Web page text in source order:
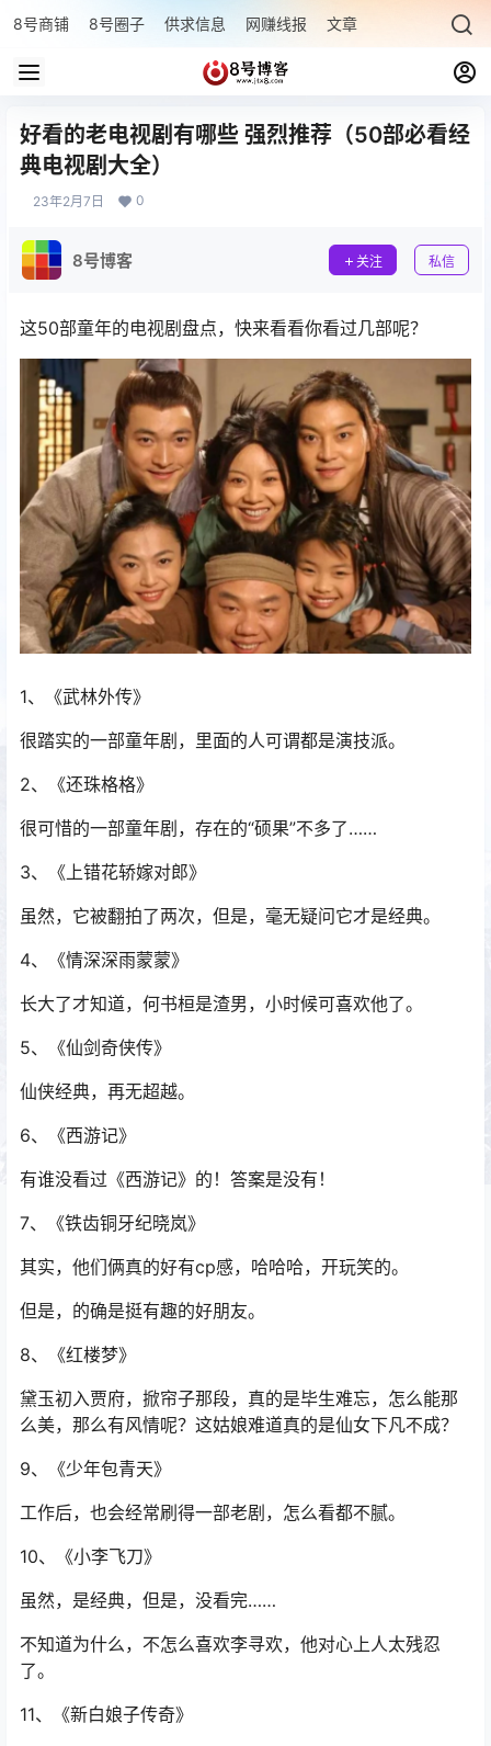
8号商铺 8号圈子 供求信息 网赚线报 文章专题 最新文章
好看的老电视剧有哪些 强烈推荐（50部必看经
典电视剧大全）
23年2月7日 0
8号博客 关注 私信
这50部童年的电视剧盘点，快来看看你看过几部呢？
1、《武林外传》
很踏实的一部童年剧，里面的人可谓都是演技派。
2、《还珠格格》
很可惜的一部童年剧，存在的“硕果”不多了……
3、《上错花轿嫁对郎》
虽然，它被翻拍了两次，但是，毫无疑问它才是经典。
4、《情深深雨蒙蒙》
长大了才知道，何书桓是渣男，小时候可喜欢他了。
5、《仙剑奇侠传》
仙侠经典，再无超越。
6、《西游记》
有谁没看过《西游记》的！答案是没有！
7、《铁齿铜牙纪晓岚》
其实，他们俩真的好有cp感，哈哈哈，开玩笑的。
但是，的确是挺有趣的好朋友。
8、《红楼梦》
黛玉初入贾府，掀帘子那段，真的是毕生难忘，怎么能那
么美，那么有风情呢？这姑娘难道真的是仙女下凡不成？
9、《少年包青天》
工作后，也会经常刷得一部老剧，怎么看都不腻。
10、《小李飞刀》
虽然，是经典，但是，没看完……
不知道为什么，不怎么喜欢李寻欢，他对心上人太残忍
了。
11、《新白娘子传奇》